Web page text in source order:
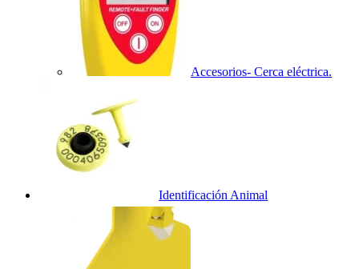
Accesorios- Cerca eléctrica.
Identificación Animal